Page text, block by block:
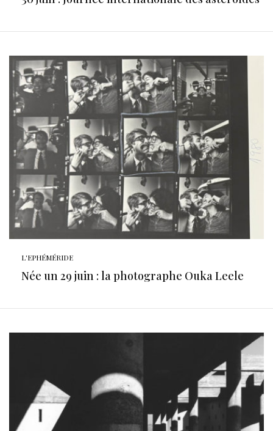
L'EPHÉMÉRIDE
Née un 29 juin : la photographe Ouka Leele